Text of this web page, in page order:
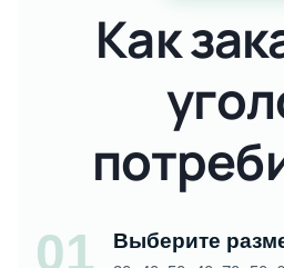
Как
01 Выберите